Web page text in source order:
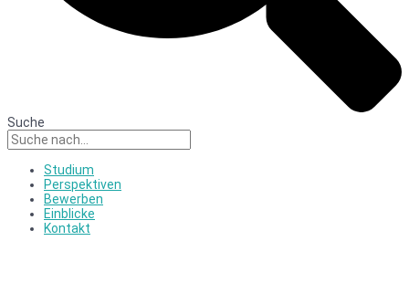
Suche
Studium
Perspektiven
Bewerben
Einblicke
Kontakt